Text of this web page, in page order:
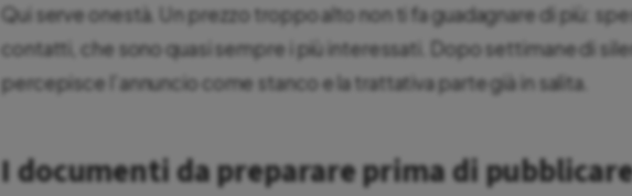
Qui serve onestà. Un prezzo troppo alto non ti fa guadagnare di più:
contatti, che sono quasi sempre i più interessati. Dopo settimane di
percepisce l’annuncio come stanco e la trattativa parte già in salita.
I documenti da preparare prima di